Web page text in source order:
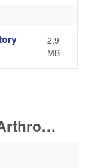
2,9
MB
Hip, Knee and Shoulder Arthroplasty